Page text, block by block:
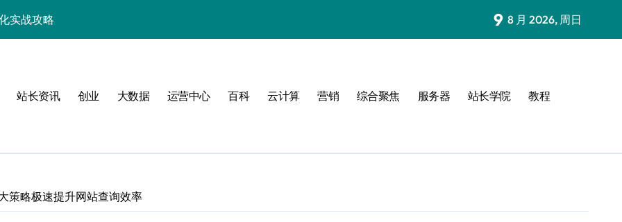
长必学的技术精要
技术达人控局之道
9 8 月 2026, 周日
站长资讯 创业 大数据 运营中心 百科 云计算 营销 综合聚焦 服务器 站长学院 教程
策略极速提升网站查询效率